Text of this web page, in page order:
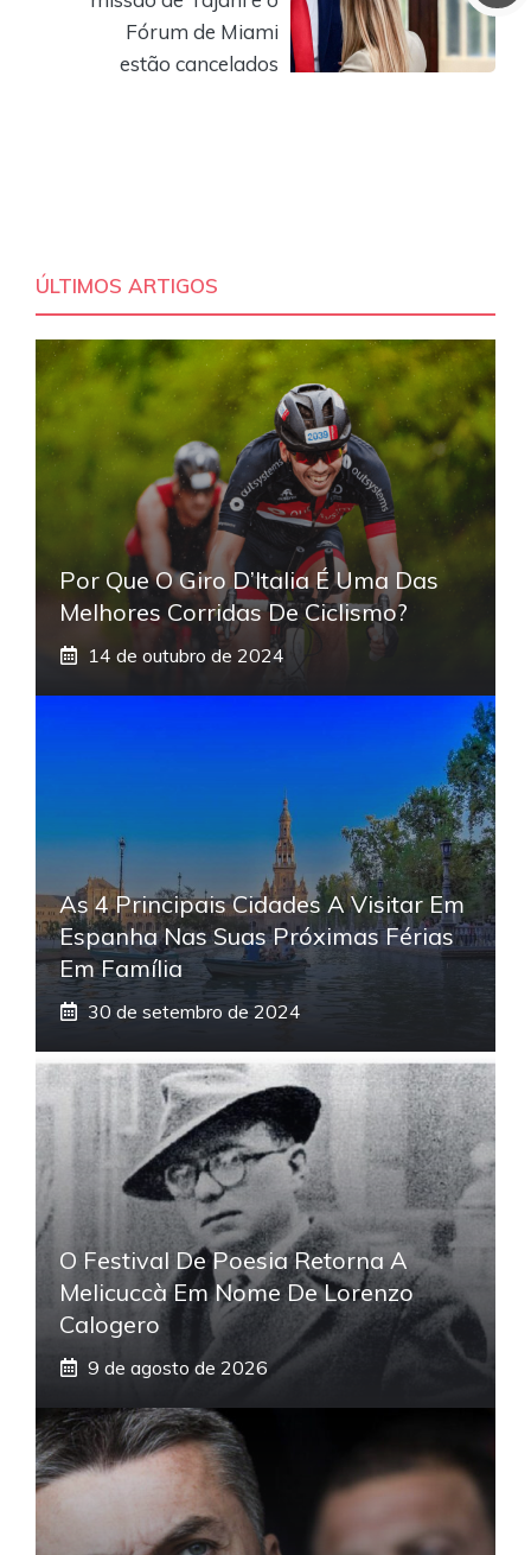
Fórum de Miami
estão cancelados
ÚLTIMOS ARTIGOS
Por Que O Giro D’Italia É Uma Das
Melhores Corridas De Ciclismo?
14 de outubro de 2024
As 4 Principais Cidades A Visitar Em
Espanha Nas Suas Próximas Férias
Em Família
30 de setembro de 2024
O Festival De Poesia Retorna A
Melicuccà Em Nome De Lorenzo
Calogero
9 de agosto de 2026